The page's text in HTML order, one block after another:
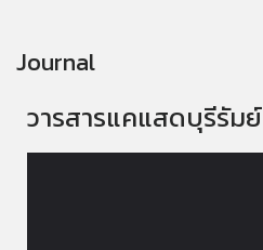
Journal
วารสารแคแสดบุรีรัมย์